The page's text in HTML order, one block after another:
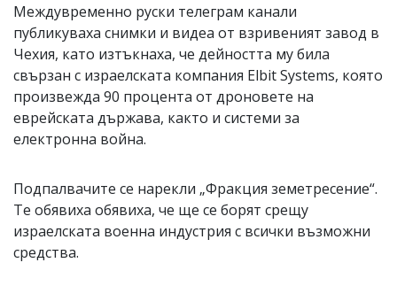
Междувременно руски телеграм канали
публикуваха снимки и видеа от взривеният завод в
Чехия, като изтъкнаха, че дейността му била
свързан с израелската компания Elbit Systems, която
произвежда 90 процента от дроновете на
еврейската държава, както и системи за
електронна война.
Подпалвачите се нарекли „Фракция земетресение“.
Те обявиха обявиха, че ще се борят срещу
израелската военна индустрия с всички възможни
средства.